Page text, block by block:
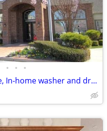
• • •
Corporate Housing Available, In-home washer and dryer